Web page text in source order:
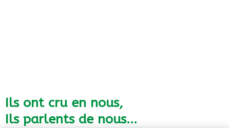
Ils ont cru en nous,
Ils parlents de nous...